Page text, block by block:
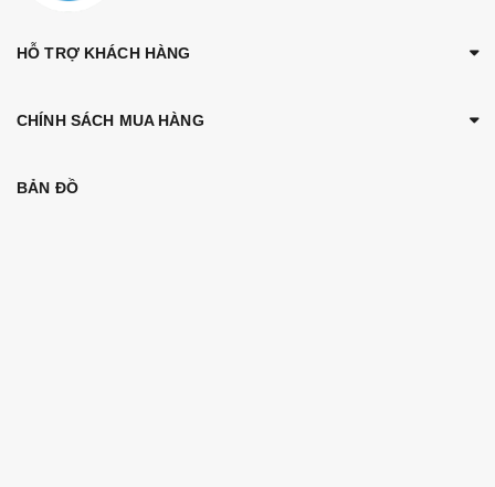
HỖ TRỢ KHÁCH HÀNG
CHÍNH SÁCH MUA HÀNG
BẢN ĐỒ